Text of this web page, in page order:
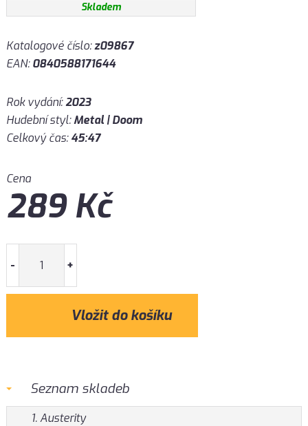
Skladem
Katalogové číslo:z09867
EAN:0840588171644
Rok vydání:2023
Hudební styl:Metal | Doom
Celkový čas:45:47
Cena
289Kč
- +
Seznam skladeb
1. Austerity